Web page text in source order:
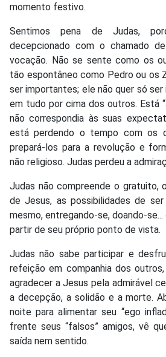
momento festivo.
Sentimos pena de Judas,
decepcionado com o chamado
vocação. Não se sente como os
tão espontâneo como Pedro ou os
ser importantes; ele não quer só
em tudo por cima dos outros. Está
não correspondia às suas
está perdendo o tempo com os
prepará-los para a revolução e
não religioso. Judas perdeu a
Judas não compreende o gratuito,
de Jesus, as possibilidades de
mesmo, entregando-se, doando-
partir de seu próprio ponto de vista.
Judas não sabe participar e
refeição em companhia dos
agradecer a Jesus pela admirável
a decepção, a solidão e a morte.
noite para alimentar seu “ego
frente seus “falsos” amigos, vê
saída nem sentido.